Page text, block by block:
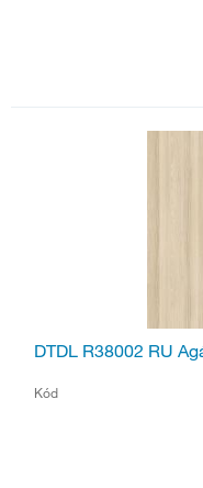
DTDL R38002 RU
Kód